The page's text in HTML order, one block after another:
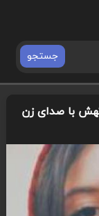
جستجو
تهش با صدای زن